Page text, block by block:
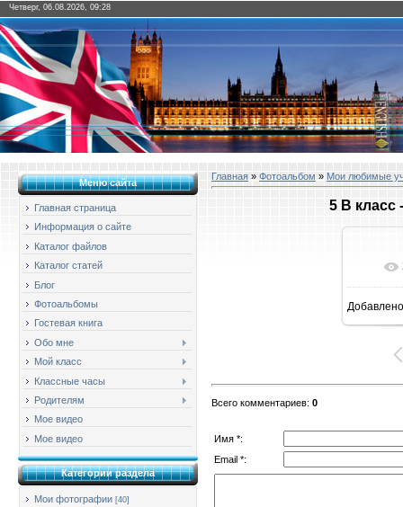
Четверг, 06.08.2026, 09:28
Меню сайта
Главная страница
Информация о сайте
Каталог файлов
Каталог статей
Блог
Фотоальбомы
Гостевая книга
Обо мне
Мой класс
Классные часы
Родителям
Мое видео
Мое видео
Категории раздела
Мои фотографии [40]
Главная » Фотоальбом » Мои любимые
5 В класс
Добавлено
Всего комментариев: 0
Имя *:
Email *: